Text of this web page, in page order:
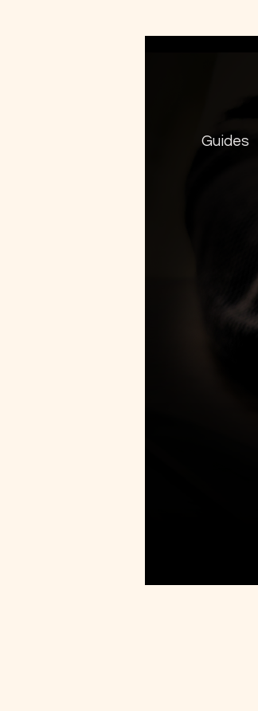
Guides